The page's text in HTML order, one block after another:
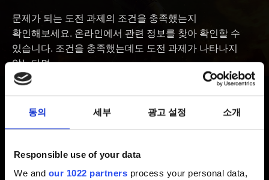
동의 세부 광고 설정 소개
Responsible use of your data
We and our 1022 partners process your personal data,
문제가 되는 도전 과제의 조건을 충족했는지
확인해보세요. 온라인에서 관련 정보를 찾아 확인할 수
있습니다. 조건을 충족했는데도 도전 과제가 나타나지
않는다면
아래의 지시에 따라 캐시를 삭제해보세요.
저장 혹은 메모리를 선택하세요.